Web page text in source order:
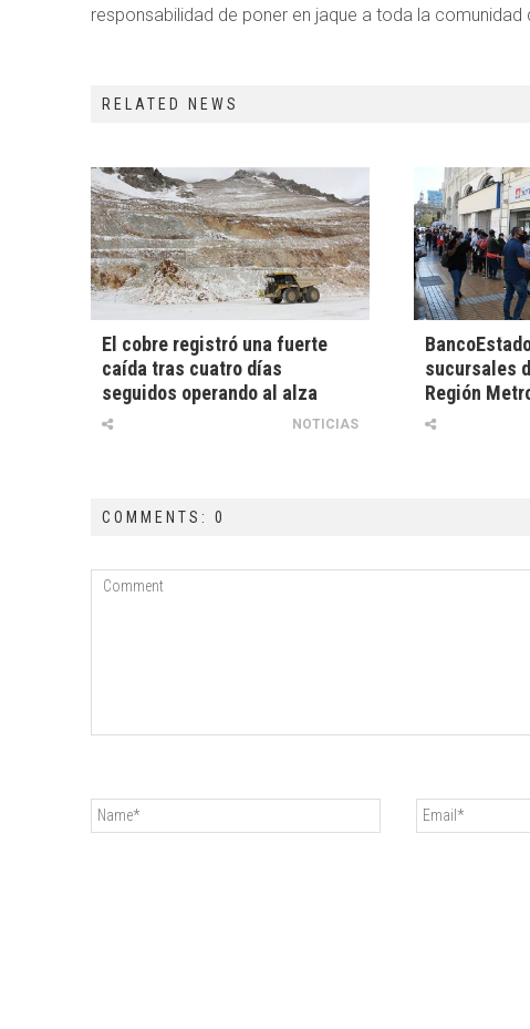
responsabilidad de poner en jaque a toda la comunidad
RELATED NEWS
El cobre registró una fuerte
caída tras cuatro días
seguidos operando al alza
NOTICIAS
sucursales
Región
COMMENTS: 0